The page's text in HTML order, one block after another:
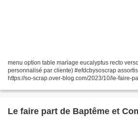
menu option table mariage eucalyptus recto
personnalisé par cliente) #efdcbysoscrap assortis au FP de mariage :
https://so-scrap.over-blog.com/2023/10/le-faire-
ancienne.html Pour...
Le faire part de Baptême et